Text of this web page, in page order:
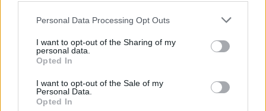
Personal Data Processing Opt Outs
I want to opt-out of the Sharing of my
personal data.
Opted In
I want to opt-out of the Sale of my
Personal Data.
Opted In
Το βίντεο πλημμύρισε με σχόλια το
αστειεύονται ότι το κοράκι «θυμόταν»
κάποιο παλιό παράπονο
με άνδρα ντυμένο «Χάρο» στη
σκεπή ‑ Το μυστήριο πίσω από